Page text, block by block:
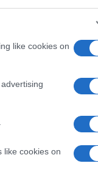
like cookies on
like cookies on
por
o
Brasil